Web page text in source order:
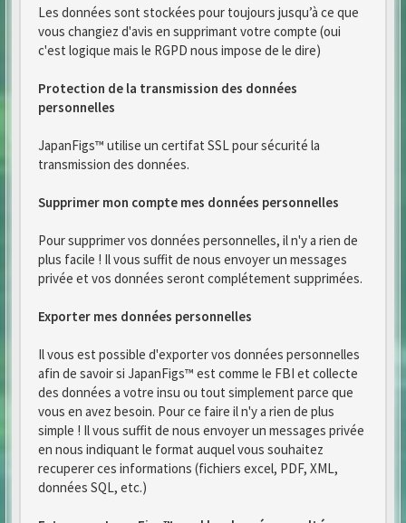
Les données sont stockées pour toujours jusqu’à ce que
vous changiez d'avis en supprimant votre compte (oui
c'est logique mais le RGPD nous impose de le dire)
Protection de la transmission des données
personnelles
JapanFigs™ utilise un certifat SSL pour sécurité la
transmission des données.
Supprimer mon compte mes données personnelles
Pour supprimer vos données personnelles, il n'y a rien de
plus facile ! Il vous suffit de nous envoyer un messages
privée et vos données seront complétement supprimées.
Exporter mes données personnelles
Il vous est possible d'exporter vos données personnelles
afin de savoir si JapanFigs™ est comme le FBI et collecte
des données a votre insu ou tout simplement parce que
vous en avez besoin. Pour ce faire il n'y a rien de plus
simple ! Il vous suffit de nous envoyer un messages privée
en nous indiquant le format auquel vous souhaitez
recuperer ces informations (fichiers excel, PDF, XML,
données SQL, etc.)